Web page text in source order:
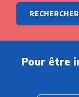
Pour être